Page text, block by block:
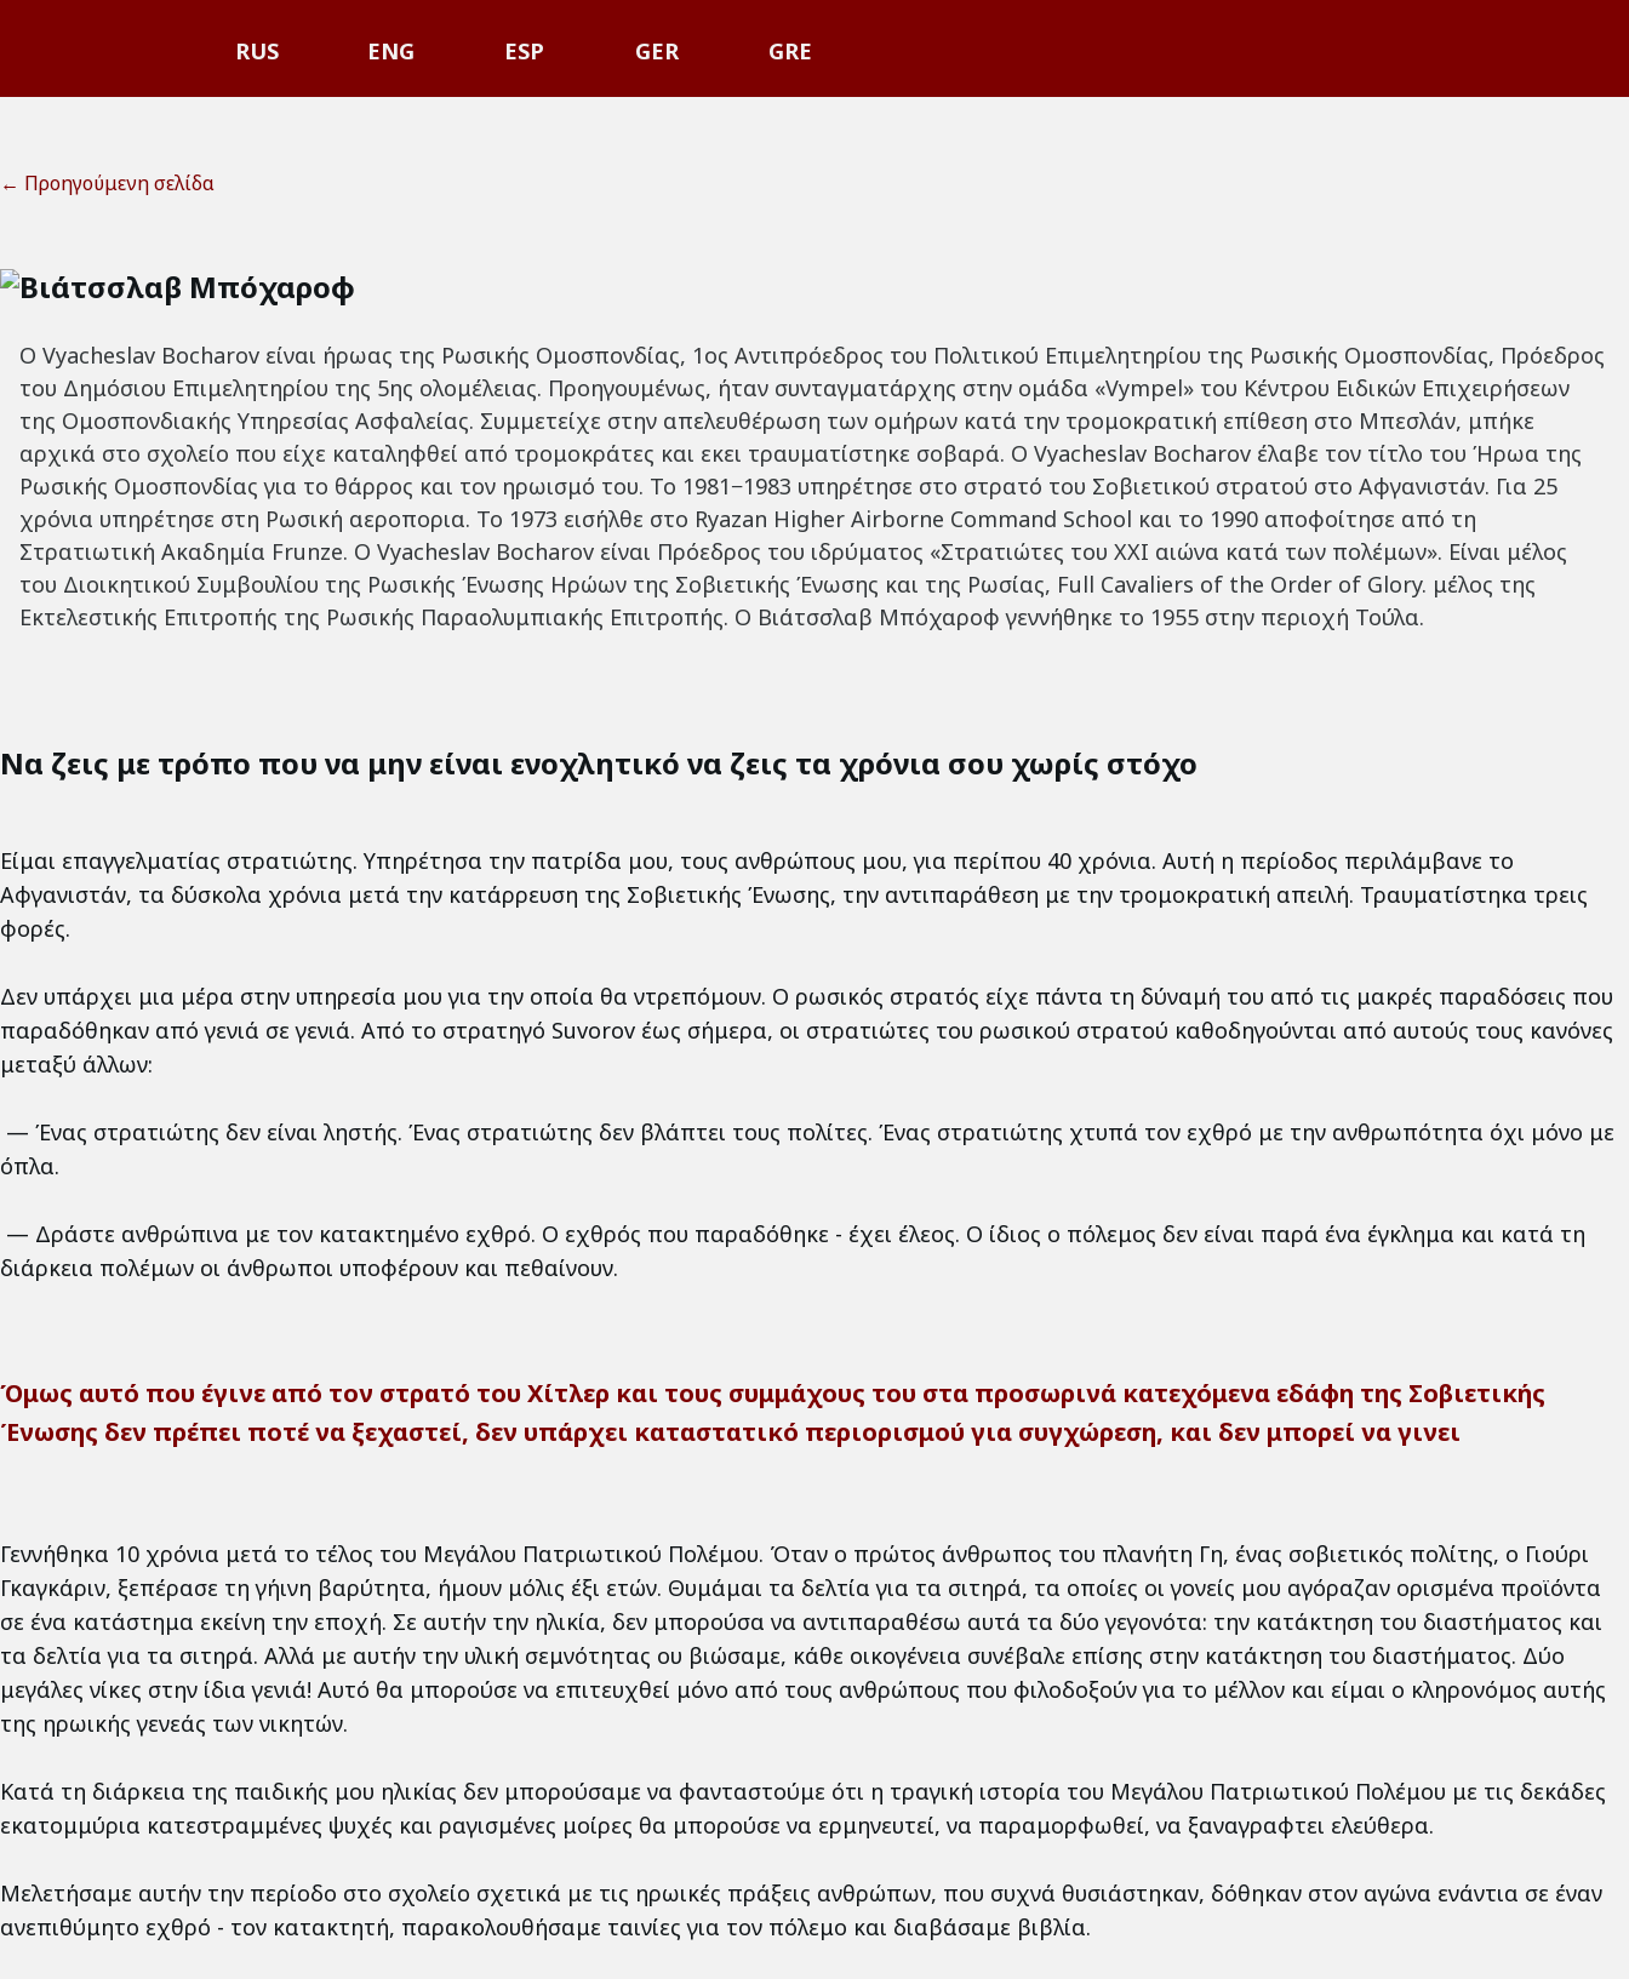
RUS ENG ESP GER GRE
← Προηγούμενη σελίδα
Βιάτσσλαβ Μπόχαροφ
Ο Vyacheslav Bocharov είναι ήρωας της Ρωσικής Ομοσπονδίας, 1ος Αντιπρόεδρος του Πολιτικού Επιμελητηρίου της Ρωσικής Ομοσπονδίας, Πρόεδρος
του Δημόσιου Επιμελητηρίου της 5ης ολομέλειας. Προηγουμένως, ήταν συνταγματάρχης στην ομάδα «Vympel» του Κέντρου Ειδικών Επιχειρήσεων
της Ομοσπονδιακής Υπηρεσίας Ασφαλείας. Συμμετείχε στην απελευθέρωση των ομήρων κατά την τρομοκρατική επίθεση στο Μπεσλάν, μπήκε
αρχικά στο σχολείο που είχε καταληφθεί από τρομοκράτες και εκει τραυματίστηκε σοβαρά. Ο Vyacheslav Bocharov έλαβε τον τίτλο του Ήρωα της
Ρωσικής Ομοσπονδίας για το θάρρος και τον ηρωισμό του. Το 1981−1983 υπηρέτησε στο στρατό του Σοβιετικού στρατού στο Αφγανιστάν. Για 25
χρόνια υπηρέτησε στη Ρωσική αεροπορια. Το 1973 εισήλθε στο Ryazan Higher Airborne Command School και το 1990 αποφοίτησε από τη
Στρατιωτική Ακαδημία Frunze. Ο Vyacheslav Bocharov είναι Πρόεδρος του ιδρύματος «Στρατιώτες του ΧΧΙ αιώνα κατά των πολέμων». Είναι μέλος
του Διοικητικού Συμβουλίου της Ρωσικής Ένωσης Ηρώων της Σοβιετικής Ένωσης και της Ρωσίας, Full Cavaliers of the Order of Glory. μέλος της
Εκτελεστικής Επιτροπής της Ρωσικής Παραολυμπιακής Επιτροπής. Ο Βιάτσσλαβ Μπόχαροφ γεννήθηκε το 1955 στην περιοχή Τούλα.
Να ζεις με τρόπο που να μην είναι ενοχλητικό να ζεις τα χρόνια σου χωρίς στόχο
Είμαι επαγγελματίας στρατιώτης. Υπηρέτησα την πατρίδα μου, τους ανθρώπους μου, για περίπου 40 χρόνια. Αυτή η περίοδος περιλάμβανε το
Αφγανιστάν, τα δύσκολα χρόνια μετά την κατάρρευση της Σοβιετικής Ένωσης, την αντιπαράθεση με την τρομοκρατική απειλή. Τραυματίστηκα τρεις
φορές.
Δεν υπάρχει μια μέρα στην υπηρεσία μου για την οποία θα ντρεπόμουν. Ο ρωσικός στρατός είχε πάντα τη δύναμή του από τις μακρές παραδόσεις που
παραδόθηκαν από γενιά σε γενιά. Από το στρατηγό Suvorov έως σήμερα, οι στρατιώτες του ρωσικού στρατού καθοδηγούνται από αυτούς τους κανόνες
μεταξύ άλλων:
— Ένας στρατιώτης δεν είναι ληστής. Ένας στρατιώτης δεν βλάπτει τους πολίτες. Ένας στρατιώτης χτυπά τον εχθρό με την ανθρωπότητα όχι μόνο με
όπλα.
— Δράστε ανθρώπινα με τον κατακτημένο εχθρό. Ο εχθρός που παραδόθηκε - έχει έλεος. Ο ίδιος ο πόλεμος δεν είναι παρά ένα έγκλημα και κατά τη
διάρκεια πολέμων οι άνθρωποι υποφέρουν και πεθαίνουν.
Όμως αυτό που έγινε από τον στρατό του Χίτλερ και τους συμμάχους του στα προσωρινά κατεχόμενα εδάφη της Σοβιετικής
Ένωσης δεν πρέπει ποτέ να ξεχαστεί, δεν υπάρχει καταστατικό περιορισμού για συγχώρεση, και δεν μπορεί να γινει
Γεννήθηκα 10 χρόνια μετά το τέλος του Μεγάλου Πατριωτικού Πολέμου. Όταν ο πρώτος άνθρωπος του πλανήτη Γη, ένας σοβιετικός πολίτης, ο Γιούρι
Γκαγκάριν, ξεπέρασε τη γήινη βαρύτητα, ήμουν μόλις έξι ετών. Θυμάμαι τα δελτία για τα σιτηρά, τα οποίες οι γονείς μου αγόραζαν ορισμένα προϊόντα
σε ένα κατάστημα εκείνη την εποχή. Σε αυτήν την ηλικία, δεν μπορούσα να αντιπαραθέσω αυτά τα δύο γεγονότα: την κατάκτηση του διαστήματος και
τα δελτία για τα σιτηρά. Αλλά με αυτήν την υλική σεμνότητας ου βιώσαμε, κάθε οικογένεια συνέβαλε επίσης στην κατάκτηση του διαστήματος. Δύο
μεγάλες νίκες στην ίδια γενιά! Αυτό θα μπορούσε να επιτευχθεί μόνο από τους ανθρώπους που φιλοδοξούν για το μέλλον και είμαι ο κληρονόμος αυτής
της ηρωικής γενεάς των νικητών.
Κατά τη διάρκεια της παιδικής μου ηλικίας δεν μπορούσαμε να φανταστούμε ότι η τραγική ιστορία του Μεγάλου Πατριωτικού Πολέμου με τις δεκάδες
εκατομμύρια κατεστραμμένες ψυχές και ραγισμένες μοίρες θα μπορούσε να ερμηνευτεί, να παραμορφωθεί, να ξαναγραφτει ελεύθερα.
Μελετήσαμε αυτήν την περίοδο στο σχολείο σχετικά με τις ηρωικές πράξεις ανθρώπων, που συχνά θυσιάστηκαν, δόθηκαν στον αγώνα ενάντια σε έναν
ανεπιθύμητο εχθρό - τον κατακτητή, παρακολουθήσαμε ταινίες για τον πόλεμο και διαβάσαμε βιβλία.